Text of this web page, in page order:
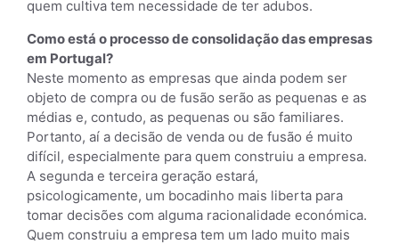
quem cultiva tem necessidade de ter adubos.
Como está o processo de consolidação das empresas
em Portugal?
Neste momento as empresas que ainda podem ser
objeto de compra ou de fusão serão as pequenas e as
médias e, contudo, as pequenas ou são familiares.
Portanto, aí a decisão de venda ou de fusão é muito
difícil, especialmente para quem construiu a empresa.
A segunda e terceira geração estará,
psicologicamente, um bocadinho mais liberta para
tomar decisões com alguma racionalidade económica.
Quem construiu a empresa tem um lado muito mais